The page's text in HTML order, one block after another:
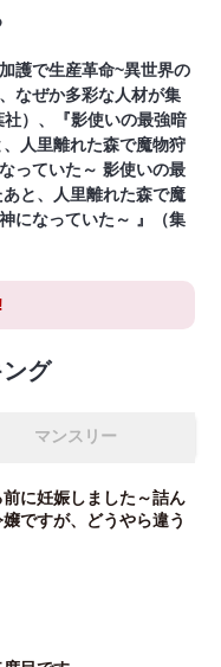
護で生産革命~異世界の
なぜか多彩な人材が集
）、『影使いの最強暗
人里離れた森で魔物狩
っていた～ 影使いの最
と、人里離れた森で魔
になっていた～ 』（集
グ
マンスリー
に妊娠しました～詰ん
ですが、どうやら違う